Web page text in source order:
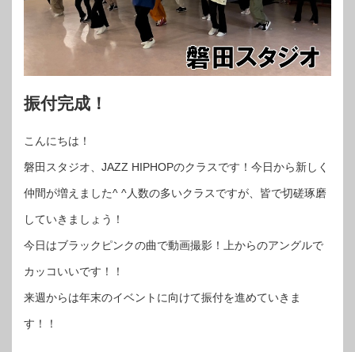
振付完成！
こんにちは！
磐田スタジオ、JAZZ HIPHOPのクラスです！今日から新しく
仲間が増えました^ ^人数の多いクラスですが、皆で切磋琢磨
していきましょう！
今日はブラックピンクの曲で動画撮影！上からのアングルで
カッコいいです！！
来週からは年末のイベントに向けて振付を進めていきま
す！！